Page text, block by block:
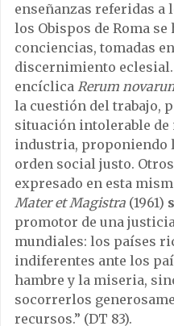
enseñanzas referidas a
los Obispos de Roma se
conciencias, tomadas
discernimiento
encíclica Rerum
la cuestión del trabajo,
situación intolerable de
industria, proponiendo
orden social justo.
expresado en esta
Mater et Magistra (1961)
promotor de una
mundiales: los países
indiferentes ante los
hambre y la miseria,
socorrerlos
recursos.” (DT 83).